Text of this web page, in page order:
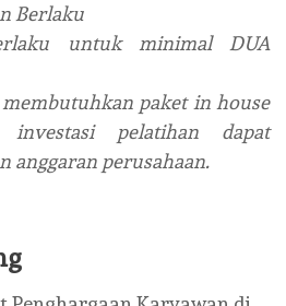
Berlaku
untuk minimal DUA
paket in house
investasi pelatihan dapat
anggaran perusahaan.